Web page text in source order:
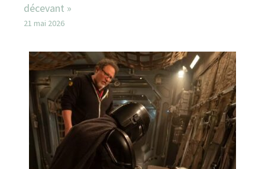
décevant »
21 mai 2026